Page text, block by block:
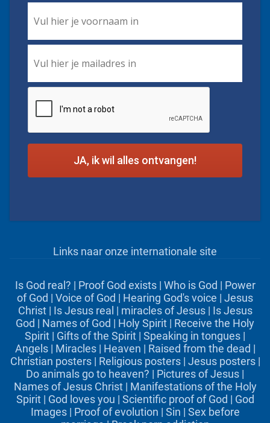
Name *
Links naar onze internationale site
Is God real? | Proof God exists| Who is God | Power
of God | Voice of God | Hearing God's voice | Jesus
Christ| Is Jesus real | miracles of Jesus| Is Jesus
God | Names of God | Holy Spirit | Receive the Holy
Spirit | Gifts of the Spirit | Speaking in tongues |
Angels| Miracles| Heaven | Raised from the dead |
Christian posters| Religious posters| Jesus posters|
Do animals go to heaven? | Pictures of Jesus |
Names of Jesus Christ| Manifestations of the Holy
Spirit| God loves you | Scientific proof of God | God
Images| Proof of evolution | Sin | Sex before